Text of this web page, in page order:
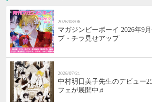
2026/08/06
マガジンビーボーイ 2026年9
プ・チラ見せアップ
2026/07/21
中村明日美子先生のデビュー
フェが展開中♬